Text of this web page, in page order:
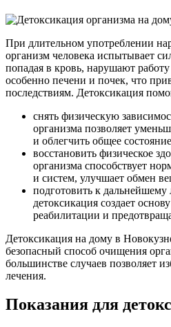
При длительном употреблении
организм человека испытывает
попадая в кровь, нарушают
особенно печени и почек, что
последствиям. Детоксикация
снять физическую
организма позволяет
и облегчить общее
восстановить физическое
организма способствует
и систем, улучшает обмен
подготовить к
детоксикация создает
реабилитации и
Детоксикация на дому в
безопасный способ очищения
большинстве случаев позволяет
лечения.
Показания для